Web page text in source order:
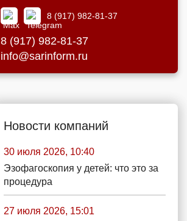
8 (917) 982-81-37
8 (917) 982-81-37
info@sarinform.ru
Новости компаний
30 июля 2026, 10:40
Эзофагоскопия у детей: что это за
процедура
27 июля 2026, 15:01